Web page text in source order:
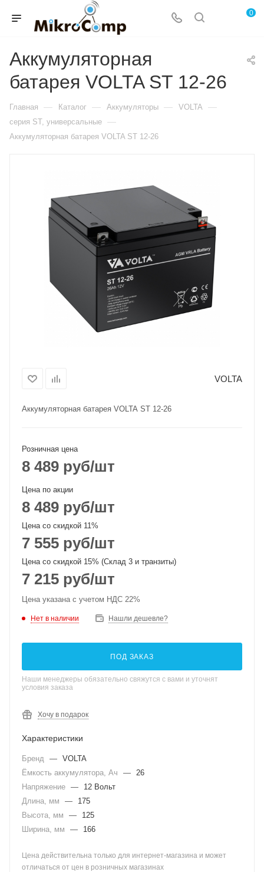
0
Аккумуляторная
батарея VOLTA ST 12-26
Главная — Каталог — Аккумуляторы — VOLTA —
серия ST, универсальные —
Аккумуляторная батарея VOLTA ST 12-26
VOLTA
Аккумуляторная батарея VOLTA ST 12-26
Розничная цена
8 489 руб/шт
Цена по акции
8 489 руб/шт
Цена со скидкой 11%
7 555 руб/шт
Цена со скидкой 15% (Склад 3 и транзиты)
7 215 руб/шт
Цена указана с учетом НДС 22%
Нет в наличии Нашли дешевле?
ПОД ЗАКАЗ
Наши менеджеры обязательно свяжутся с вами и уточнят
условия заказа
Хочу в подарок
Характеристики
Бренд — VOLTA
Ёмкость аккумулятора, Ач
— 26
Напряжение —
12 Вольт
Длина, мм
—
175
Высота, мм
—
125
Ширина, мм
— 166
Цена действительна только для интернет-магазина и может
отличаться от цен в розничных магазинах